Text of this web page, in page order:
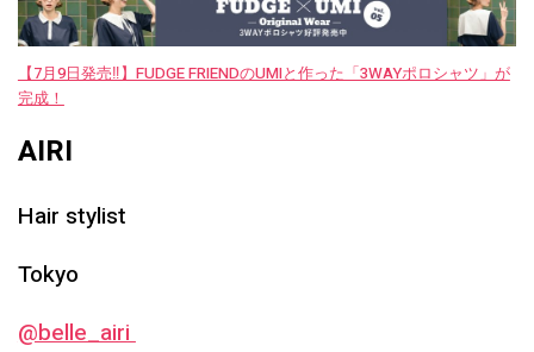
【7月9日発売‼︎】FUDGE FRIENDのUMIと作った「3WAYポロシャツ」が
完成！
AIRI
Hair stylist
Tokyo
@belle_airi